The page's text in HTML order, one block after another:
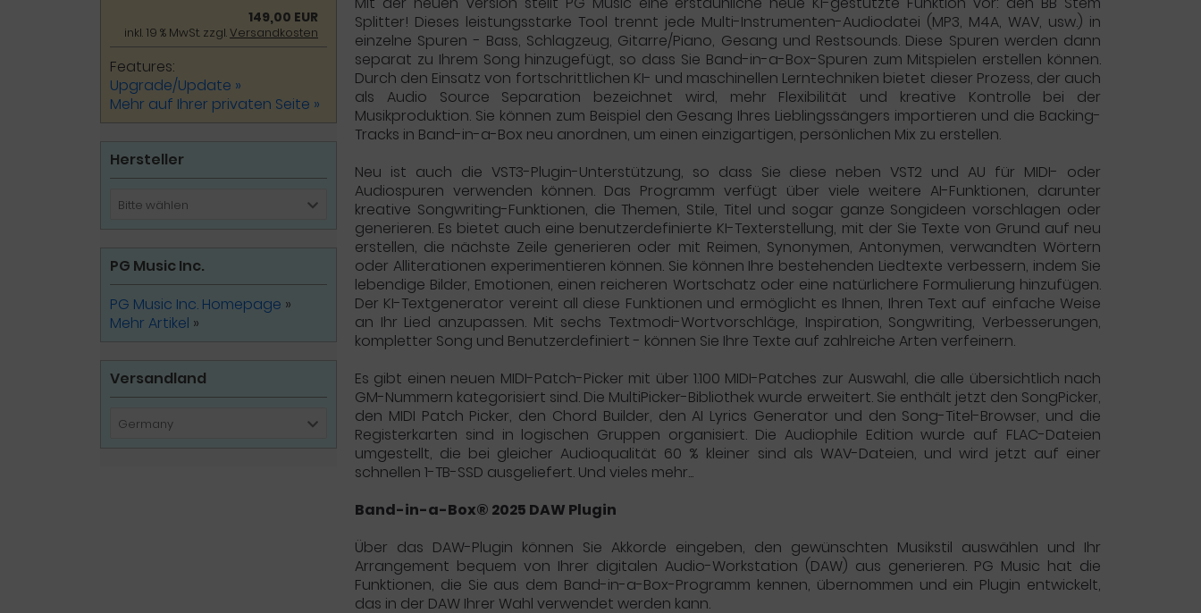
Splitter! Dieses leistungsstarke Tool trennt jede Multi-Instrumenten-Audiodatei (MP3, M4A, WAV, usw.) in
einzelne Spuren - Bass, Schlagzeug, Gitarre/Piano, Gesang und Restsounds. Diese Spuren werden dann
separat zu Ihrem Song hinzugefügt, so dass Sie Band-in-a-Box-Spuren zum Mitspielen erstellen können.
Durch den Einsatz von fortschrittlichen KI- und maschinellen Lerntechniken bietet dieser Prozess, der auch
als Audio Source Separation bezeichnet wird, mehr Flexibilität und kreative Kontrolle bei der
Musikproduktion. Sie können zum Beispiel den Gesang Ihres Lieblingssängers importieren und die Backing-
Tracks in Band-in-a-Box neu anordnen, um einen einzigartigen, persönlichen Mix zu erstellen.
Neu ist auch die VST3-Plugin-Unterstützung, so dass Sie diese neben VST2 und AU für MIDI- oder
Audiospuren verwenden können. Das Programm verfügt über viele weitere AI-Funktionen, darunter
kreative Songwriting-Funktionen, die Themen, Stile, Titel und sogar ganze Songideen vorschlagen oder
generieren. Es bietet auch eine benutzerdefinierte KI-Texterstellung, mit der Sie Texte von Grund auf neu
erstellen, die nächste Zeile generieren oder mit Reimen, Synonymen, Antonymen, verwandten Wörtern
oder Alliterationen experimentieren können. Sie können Ihre bestehenden Liedtexte verbessern, indem Sie
lebendige Bilder, Emotionen, einen reicheren Wortschatz oder eine natürlichere Formulierung hinzufügen.
Der KI-Textgenerator vereint all diese Funktionen und ermöglicht es Ihnen, Ihren Text auf einfache Weise
an Ihr Lied anzupassen. Mit sechs Textmodi-Wortvorschläge, Inspiration, Songwriting, Verbesserungen,
kompletter Song und Benutzerdefiniert - können Sie Ihre Texte auf zahlreiche Arten verfeinern.
Es gibt einen neuen MIDI-Patch-Picker mit über 1.100 MIDI-Patches zur Auswahl, die alle übersichtlich nach
GM-Nummern kategorisiert sind. Die MultiPicker-Bibliothek wurde erweitert. Sie enthält jetzt den SongPicker,
den MIDI Patch Picker, den Chord Builder, den AI Lyrics Generator und den Song-Titel-Browser, und die
Registerkarten sind in logischen Gruppen organisiert. Die Audiophile Edition wurde auf FLAC-Dateien
umgestellt, die bei gleicher Audioqualität 60 % kleiner sind als WAV-Dateien, und wird jetzt auf einer
schnellen 1-TB-SSD ausgeliefert. Und vieles mehr...
Band-in-a-Box® 2025 DAW Plugin
Über das DAW-Plugin können Sie Akkorde eingeben, den gewünschten Musikstil auswählen und Ihr
Arrangement bequem von Ihrer digitalen Audio-Workstation (DAW) aus generieren. PG Music hat die
Funktionen, die Sie aus dem Band-in-a-Box-Programm kennen, übernommen und ein Plugin entwickelt,
das in der DAW Ihrer Wahl verwendet werden kann.
149,00 EUR
inkl. 19 % MwSt. zzgl.Versandkosten
Features:
Upgrade/Update »
Mehr auf Ihrer privaten Seite »
Hersteller
Bitte wählen
PG Music Inc.
PG Music Inc. Homepage »
Mehr Artikel »
Versandland
Germany